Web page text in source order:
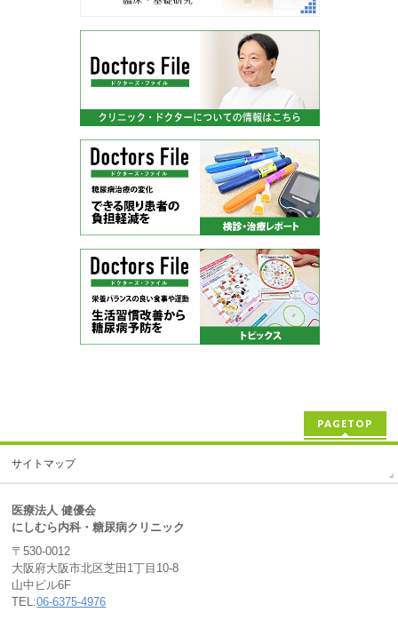
PAGETOP
サイトマップ
医療法人 健優会
にしむら内科・糖尿病クリニック
〒530-0012
大阪府大阪市北区芝田1丁目10-8
山中ビル6F
TEL:06-6375-4976